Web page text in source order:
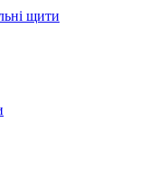
щити